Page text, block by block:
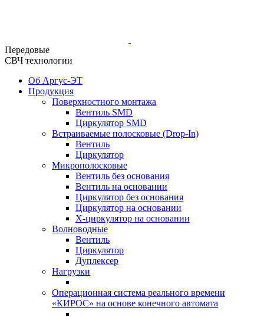
Передовые
СВЧ технологии
Об Аргус-ЭТ
Продукция
Поверхностного монтажа
Вентиль SMD
Циркулятор SMD
Встраиваемые полосковые (Drop-In)
Вентиль
Циркулятор
Микрополосковые
Вентиль без основания
Вентиль на основании
Циркулятор без основания
Циркулятор на основании
Х-циркулятор на основании
Волноводные
Вентиль
Циркулятор
Дуплексер
Нагрузки
Операционная система реального времени
«КИРОС» на основе конечного автомата